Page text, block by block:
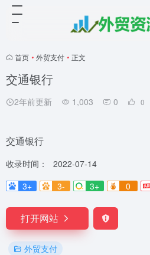
首页 • 外贸支付 • 正文
交通银行
2年前更新 1,003 0 0
交通银行
收录时间：
2022-07-14
3+
3- 3+ 0
打开网站
外贸支付